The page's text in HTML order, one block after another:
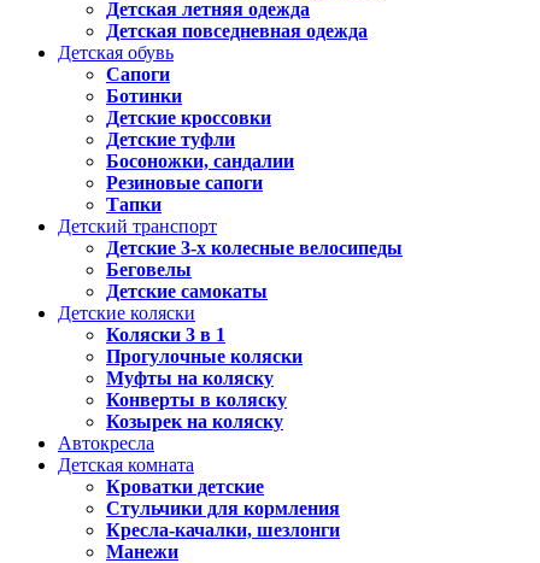
Детская летняя одежда
Детская повседневная одежда
Детская обувь
Сапоги
Ботинки
Детские кроссовки
Детские туфли
Босоножки, сандалии
Резиновые сапоги
Тапки
Детский транспорт
Детские 3-х колесные велосипеды
Беговелы
Детские самокаты
Детские коляски
Коляски 3 в 1
Прогулочные коляски
Муфты на коляску
Конверты в коляску
Козырек на коляску
Автокресла
Детская комната
Кроватки детские
Стульчики для кормления
Кресла-качалки, шезлонги
Манежи